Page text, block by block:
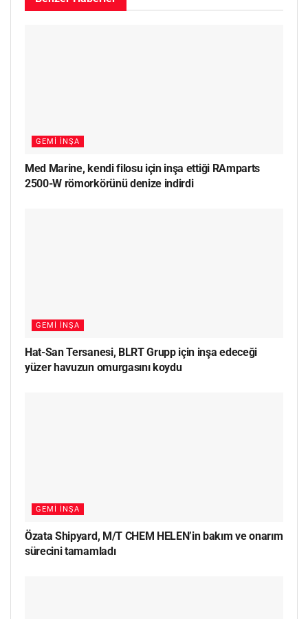
GEMI İNŞA
Med Marine, kendi filosu için inşa ettiği RAmparts
2500-W römorkörünü denize indirdi
GEMI İNŞA
Hat-San Tersanesi, BLRT Grupp için inşa edeceği
yüzer havuzun omurgasını koydu
GEMI İNŞA
Özata Shipyard, M/T CHEM HELEN’in bakım ve onarım
sürecini tamamladı